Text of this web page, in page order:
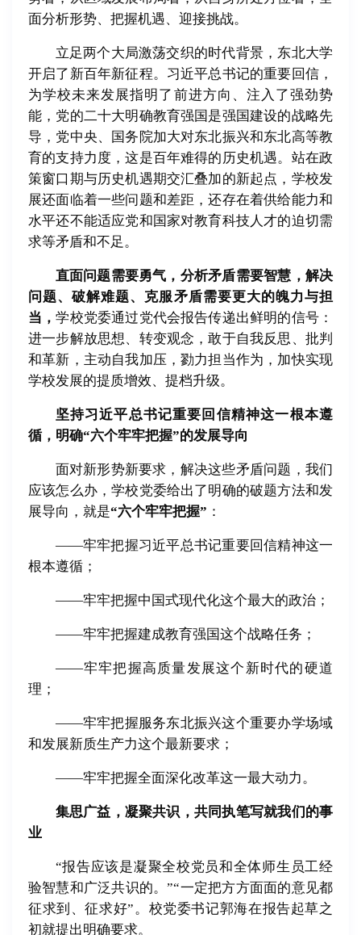
面分析形势、把握机遇、迎接挑战。
立足两个大局激荡交织的时代背景，东北大学
开启了新百年新征程。习近平总书记的重要回信，
为学校未来发展指明了前进方向、注入了强劲势
能，党的二十大明确教育强国是强国建设的战略先
导，党中央、国务院加大对东北振兴和东北高等教
育的支持力度，这是百年难得的历史机遇。站在政
策窗口期与历史机遇期交汇叠加的新起点，学校发
展还面临着一些问题和差距，还存在着供给能力和
水平还不能适应党和国家对教育科技人才的迫切需
求等矛盾和不足。
直面问题需要勇气，分析矛盾需要智慧，解决
问题、破解难题、克服矛盾需要更大的魄力与担
当，学校党委通过党代会报告传递出鲜明的信号：
进一步解放思想、转变观念，敢于自我反思、批判
和革新，主动自我加压，勠力担当作为，加快实现
学校发展的提质增效、提档升级。
坚持习近平总书记重要回信精神这一根本遵
循，明确“六个牢牢把握”的发展导向
面对新形势新要求，解决这些矛盾问题，我们
应该怎么办，学校党委给出了明确的破题方法和发
展导向，就是“六个牢牢把握” ：
——牢牢把握习近平总书记重要回信精神这一
根本遵循；
——牢牢把握中国式现代化这个最大的政治；
——牢牢把握建成教育强国这个战略任务；
——牢牢把握高质量发展这个新时代的硬道
理；
——牢牢把握服务东北振兴这个重要办学场域
和发展新质生产力这个最新要求；
——牢牢把握全面深化改革这一最大动力。
集思广益，凝聚共识，共同执笔写就我们的事
业
“报告应该是凝聚全校党员和全体师生员工经
验智慧和广泛共识的。”“一定把方方面面的意见都
征求到、征求好”。校党委书记郭海在报告起草之
初就提出明确要求。